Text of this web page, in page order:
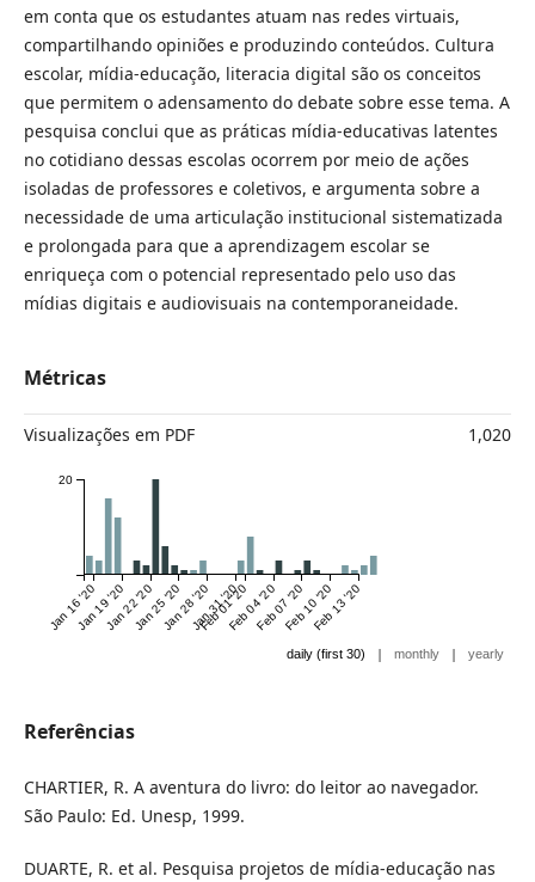
em conta que os estudantes atuam nas redes virtuais,
compartilhando opiniões e produzindo conteúdos. Cultura
escolar, mídia-educação, literacia digital são os conceitos
que permitem o adensamento do debate sobre esse tema. A
pesquisa conclui que as práticas mídia-educativas latentes
no cotidiano dessas escolas ocorrem por meio de ações
isoladas de professores e coletivos, e argumenta sobre a
necessidade de uma articulação institucional sistematizada
e prolongada para que a aprendizagem escolar se
enriqueça com o potencial representado pelo uso das
mídias digitais e audiovisuais na contemporaneidade.
Métricas
Visualizações em PDF 1,020
Jan 16 '20Jan 19 '20Jan 22 '20Jan 25 '20Jan 28 '20Jan 31 '20
Feb 01 '20Feb 04 '20Feb 07 '20Feb 10 '20Feb 13 '20
20
daily (first 30) | monthly | yearly
Referências
CHARTIER, R. A aventura do livro: do leitor ao navegador.
São Paulo: Ed. Unesp, 1999.
DUARTE, R. et al. Pesquisa projetos de mídia-educação nas